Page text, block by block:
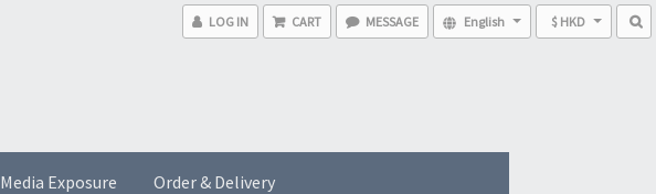
LOG IN CART MESSAGE English $ HKD
Media Exposure Order & Delivery